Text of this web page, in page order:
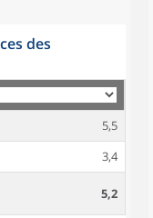
des
5,5
3,4
5,2